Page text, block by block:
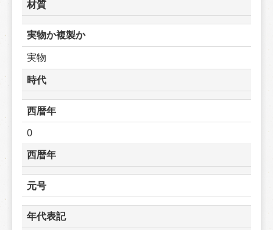
材質
実物か複製か
実物
時代
西暦年
0
西暦年
元号
年代表記